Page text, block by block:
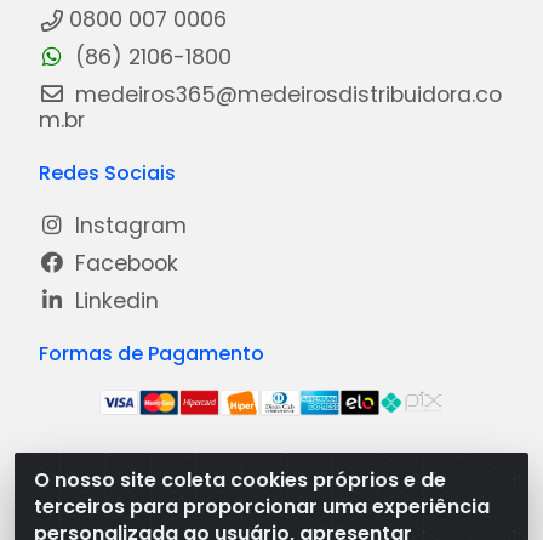
O nosso site coleta cookies próprios e de
terceiros para proporcionar uma experiência
personalizada ao usuário, apresentar
0800 007 0006
(86) 2106-1800
medeiros365@medeirosdistribuidora.co
m.br
Redes Sociais
Instagram
Facebook
Linkedin
Formas de Pagamento
Medeiros Distribuidora - Rua Dias Carneiro, 1977 -
Ramal, Bacabal/MA - CEP 65.700-000 - CNPJ